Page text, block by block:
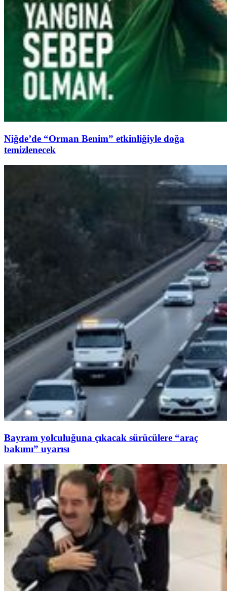
Niğde’de “Orman Benim” etkinliğiyle doğa
temizlenecek
Bayram yolculuğuna çıkacak sürücülere “araç
bakımı” uyarısı